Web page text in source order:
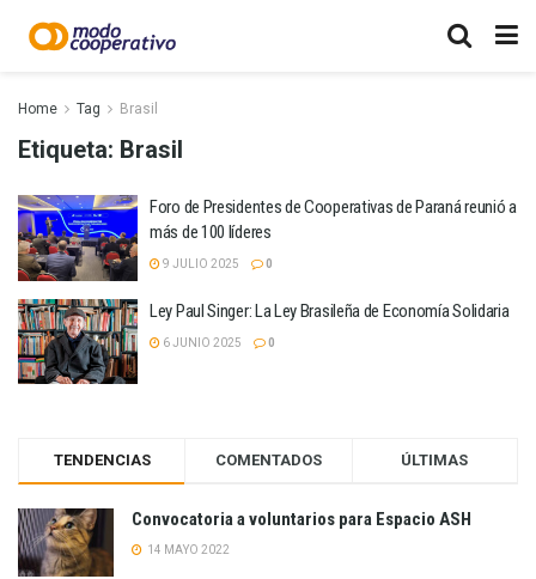
Home Tag Brasil
Etiqueta: Brasil
Foro de Presidentes de Cooperativas de Paraná reunió a
más de 100 líderes
9 JULIO 2025 0
Ley Paul Singer: La Ley Brasileña de Economía Solidaria
6 JUNIO 2025 0
TENDENCIAS COMENTADOS ÚLTIMAS
Convocatoria a voluntarios para Espacio ASH
14 MAYO 2022